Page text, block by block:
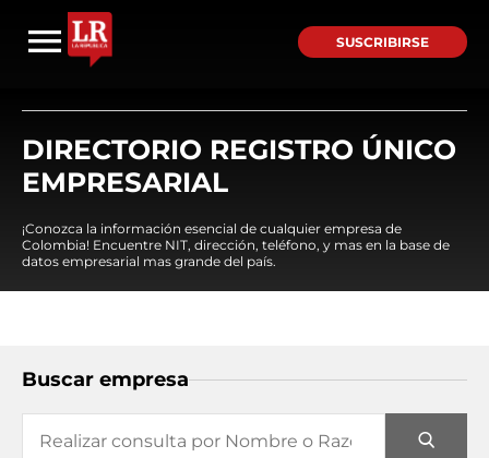
SUSCRIBIRSE
DIRECTORIO REGISTRO ÚNICO
EMPRESARIAL
¡Conozca la información esencial de cualquier empresa de
Colombia! Encuentre NIT, dirección, teléfono, y mas en la base de
datos empresarial mas grande del país.
Buscar empresa